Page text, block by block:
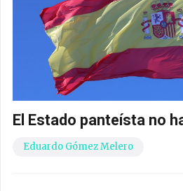
El Estado panteísta no
Eduardo Gómez Melero